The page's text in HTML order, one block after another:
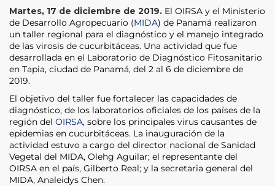
Martes, 17 de diciembre de 2019. El OIRSA y el Ministerio
de Desarrollo Agropecuario (MIDA) de Panamá realizaron
un taller regional para el diagnóstico y el manejo integrado
de las virosis de cucurbitáceas. Una actividad que fue
desarrollada en el Laboratorio de Diagnóstico Fitosanitario
en Tapia, ciudad de Panamá, del 2 al 6 de diciembre de
2019.
El objetivo del taller fue fortalecer las capacidades de
diagnóstico, de los laboratorios oficiales de los países de la
región del OIRSA, sobre los principales virus causantes de
epidemias en cucurbitáceas. La inauguración de la
actividad estuvo a cargo del director nacional de Sanidad
Vegetal del MIDA, Olehg Aguilar; el representante del
OIRSA en el país, Gilberto Real; y la secretaria general del
MIDA, Analeidys Chen.